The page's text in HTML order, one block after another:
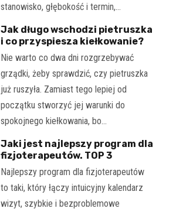
stanowisko, głębokość i termin,…
Jak długo wschodzi pietruszka
i co przyspiesza kiełkowanie?
Nie warto co dwa dni rozgrzebywać
grządki, żeby sprawdzić, czy pietruszka
już ruszyła. Zamiast tego lepiej od
początku stworzyć jej warunki do
spokojnego kiełkowania, bo…
Jaki jest najlepszy program dla
fizjoterapeutów. TOP 3
Najlepszy program dla fizjoterapeutów
to taki, który łączy intuicyjny kalendarz
wizyt, szybkie i bezproblemowe